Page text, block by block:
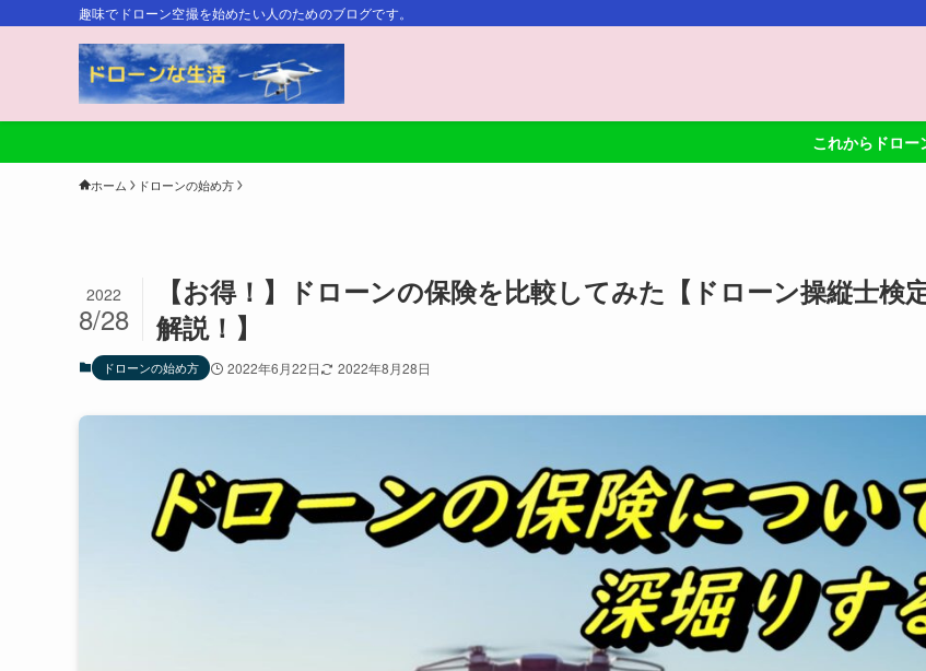
趣味でドローン空撮を始めたい人のためのブログです。
これからドローンを始めるならDJI
ホーム ドローンの始め方
【お得！】ドローンの保険を比較してみた【ドローン操縦士検
解説！】
2022
8/28
ドローンの始め方 2022年6月22日 2022年8月28日